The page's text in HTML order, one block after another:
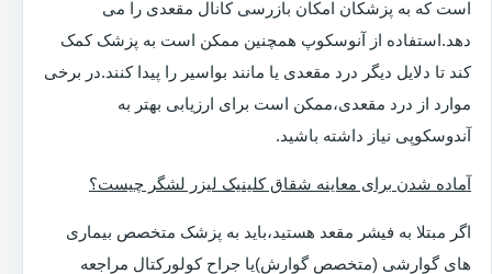
است که به پزشکان امکان بازرسی کانال مقعدی را می
دهد.استفاده از آنوسکوپ همچنین ممکن است به پزشک کمک
کند تا دلایل دیگر درد مقعدی یا مانند بواسیر را پیدا کنند.در برخی
موارد از درد مقعدی،ممکن است برای ارزیابی بهتر به
آندوسکوپی نیاز داشته باشید.
آماده شدن برای معاینه شقاق کلینیک لیزر لشگر چیست؟
اگر مبتلا به فیشر مقعد هستید،باید به پزشک متخصص بیماری
های گوارشی (متخصص گوارش)یا جراح کولورکتال مراجعه